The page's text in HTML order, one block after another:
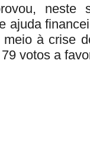
neste
ajuda
à crise
votos a